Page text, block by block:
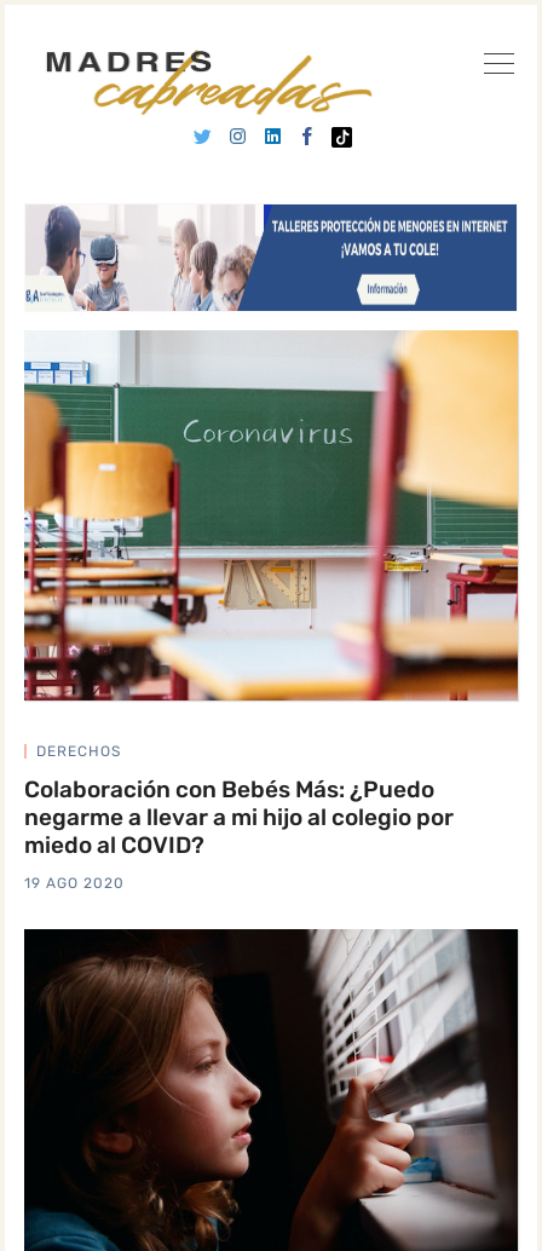
DERECHOS
Colaboración con Bebés Más: ¿Puedo
negarme a llevar a mi hijo al colegio por
miedo al COVID?
19 AGO 2020